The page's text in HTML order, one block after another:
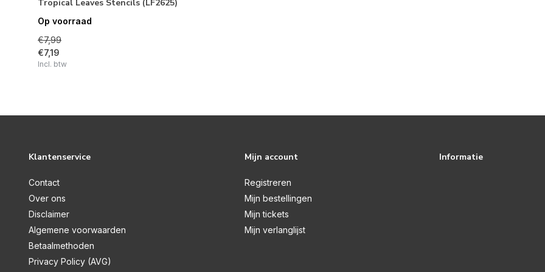
Tropical Leaves Stencils (LF2625)
Op voorraad
€7,99
€7,19
Incl. btw
Klantenservice
Contact
Over ons
Disclaimer
Algemene voorwaarden
Betaalmethoden
Privacy Policy (AVG)
Mijn account
Registreren
Mijn bestellingen
Mijn tickets
Mijn verlanglijst
Informatie